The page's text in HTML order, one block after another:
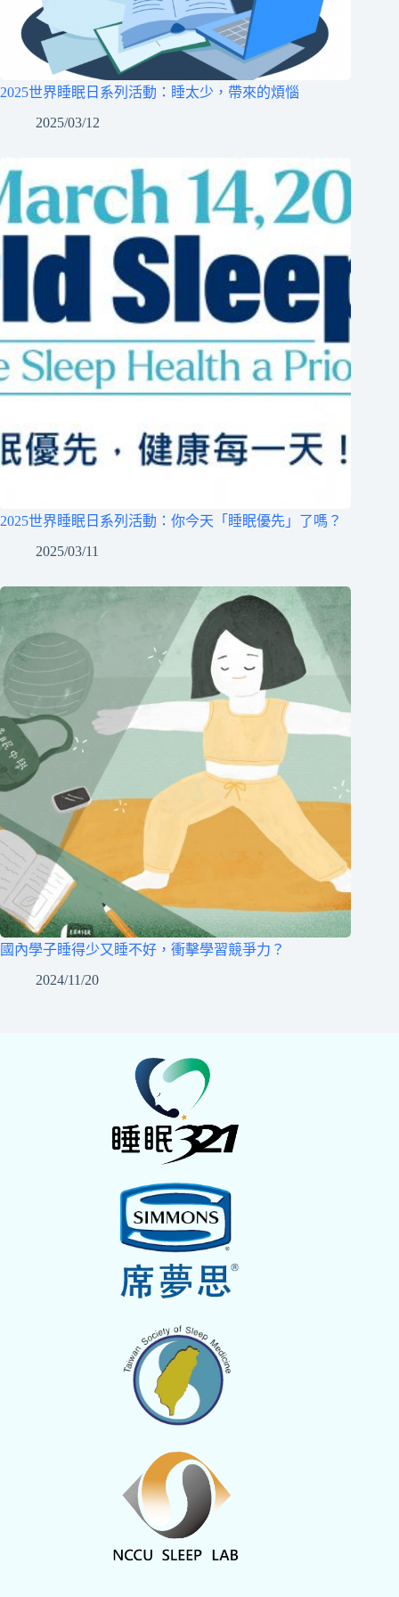
2025世界睡眠日系列活動：睡太少，帶來的煩惱
2025/03/12
2025世界睡眠日系列活動：你今天「睡眠優先」了嗎？
2025/03/11
國內學子睡得少又睡不好，衝擊學習競爭力？
2024/11/20